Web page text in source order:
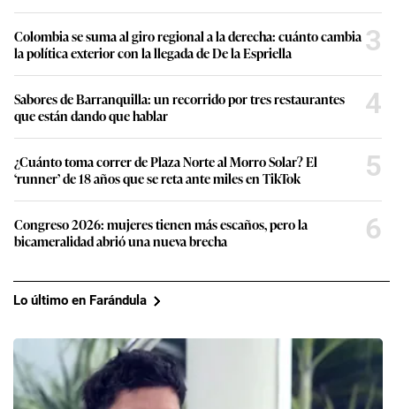
Colombia se suma al giro regional a la derecha: cuánto cambia
la política exterior con la llegada de De la Espriella
3
Sabores de Barranquilla: un recorrido por tres restaurantes
que están dando que hablar
4
¿Cuánto toma correr de Plaza Norte al Morro Solar? El
‘runner’ de 18 años que se reta ante miles en TikTok
5
Congreso 2026: mujeres tienen más escaños, pero la
bicameralidad abrió una nueva brecha
6
Lo último en Farándula